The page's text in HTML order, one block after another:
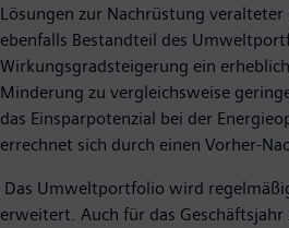
Lösungen zur Nachrüstung
ebenfalls Bestandteil des
Wirkungsgradsteigerung ein
Minderung zu vergleichsweise
das Einsparpotenzial bei der
errechnet sich durch einen Vorher-
Das Umweltportfolio wird
erweitert. Auch für das